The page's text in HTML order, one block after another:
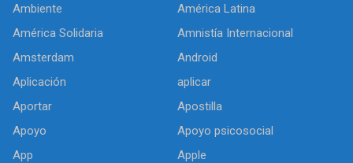
Ambiente
América Latina
América Solidaria
Amnistía Internacional
Amsterdam
Android
Aplicación
aplicar
Aportar
Apostilla
Apoyo
Apoyo psicosocial
App
Apple